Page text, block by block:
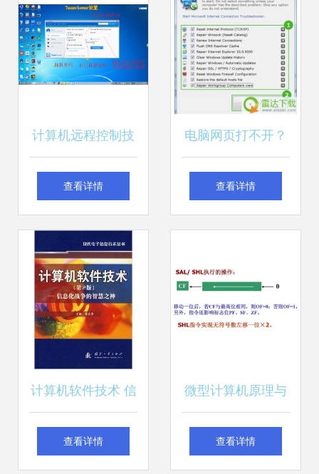
章 径与技术支撑
计算机远程控制技
术详解与常用软件
查看详情
电脑网页打不开？
从软硬件一键检测
查看详情
计算机软件技术 信
息化战争的智慧之
查看详情
微型计算机原理与
接口技术 深入解析
查看详情